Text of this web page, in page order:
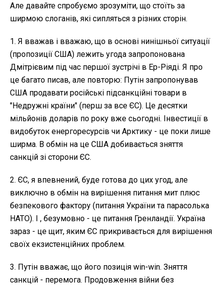
Але давайте спробуємо зрозуміти, що стоїть за
ширмою слоганів, які сипляться з різних сторін.
1. Я вважав і вважаю, що в основі нинішньої ситуації
(пропозиції США) лежить угода запропонована
Дмітрієвим під час першої зустрічі в Ер-Ріяді. Я про
це багато писав, але повторю: Путін запропонував
США продавати російські підсанкційні товари в
"Недружні країни" (перш за все ЄС). Це десятки
мільйонів доларів по року вже сьогодні. Інвестиції в
видобуток енергоресурсів чи Арктику - це поки лише
ширма. В обмін на це США добивається зняття
санкцій зі сторони ЄС.
2. ЄС, я впевнений, буде готова до цих угод, але
виключно в обмін на вирішення питання мит плюс
безпекового фактору (питання України та парасолька
НАТО). І , безумовно - це питання Гренландії. Україна
зараз - це щит, яким ЄС прикривається для вирішення
своїх екзистенційних проблем.
3. Путін вважає, що його позиція win-win. Зняття
санкцій - перемога. Продовження війни без